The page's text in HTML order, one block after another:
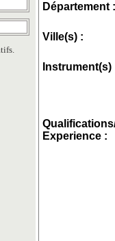
Département :
Ville(s) :
Instrument(s)
Experience :